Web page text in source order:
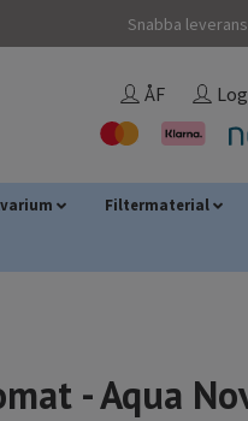
Snabba
ÅF
Filtermaterial
- Aqua